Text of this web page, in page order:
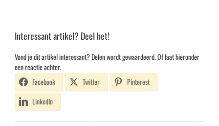
Interessant artikel? Deel het!
Vond je dit artikel interessant? Delen wordt gewaardeerd. Of laat hieronder
een reactie achter.
Facebook
Twitter
Pinterest
LinkedIn